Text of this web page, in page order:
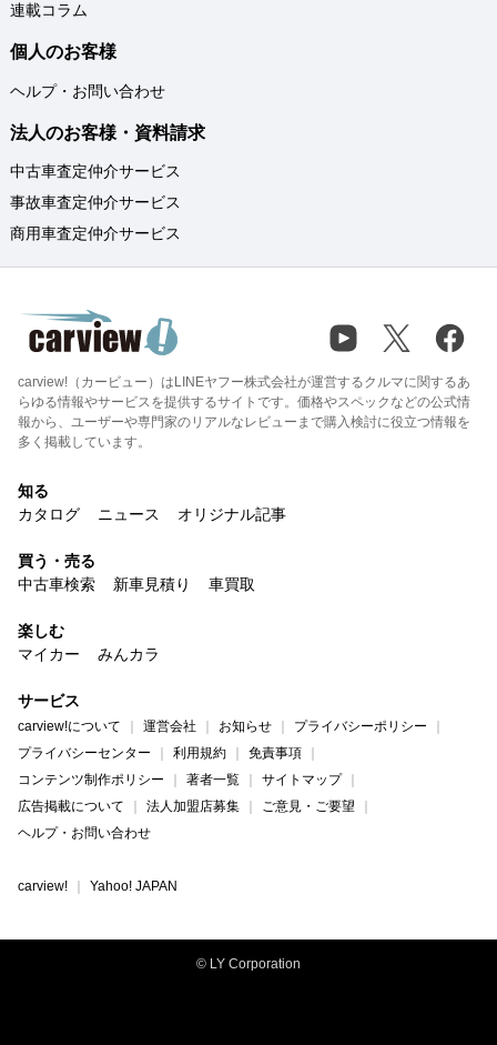
連載コラム
個人のお客様
ヘルプ・お問い合わせ
法人のお客様・資料請求
中古車査定仲介サービス
事故車査定仲介サービス
商用車査定仲介サービス
carview!（カービュー）はLINEヤフー株式会社が運営するクルマに関するあ
らゆる情報やサービスを提供するサイトです。価格やスペックなどの公式情
報から、ユーザーや専門家のリアルなレビューまで購入検討に役立つ情報を
多く掲載しています。
知る
カタログ
ニュース オリジナル記事
買う・売る
中古車検索
新車見積り 車買取
楽しむ
マイカー
みんカラ
サービス
carview!について 運営会社 お知らせ
プライバシーポリシー
プライバシーセンター
利用規約
免責事項
コンテンツ制作ポリシー
著者一覧
サイトマップ
広告掲載について
法人加盟店募集
ご意見・ご要望
ヘルプ・お問い合わせ
carview! Yahoo! JAPAN
© LY Corporation